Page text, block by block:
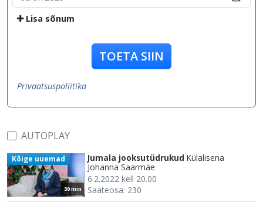
Lisa sõnum
TOETA SIIN
Privaatsuspoliitika
AUTOPLAY
30 min
Kõige uuemad Jumala jooksutüdrukud Külalisena
Johanna Saarmäe
6.2.2022 kell 20.00
Saateosa: 230